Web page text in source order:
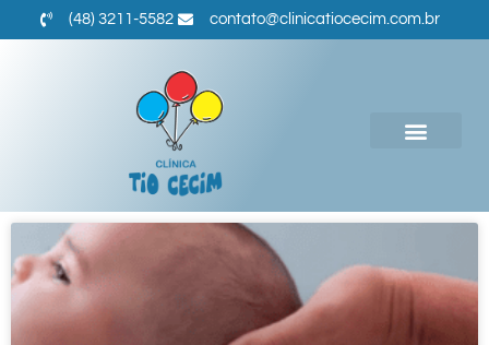
(48) 3211-5582 contato@clinicatiocecim.com.br